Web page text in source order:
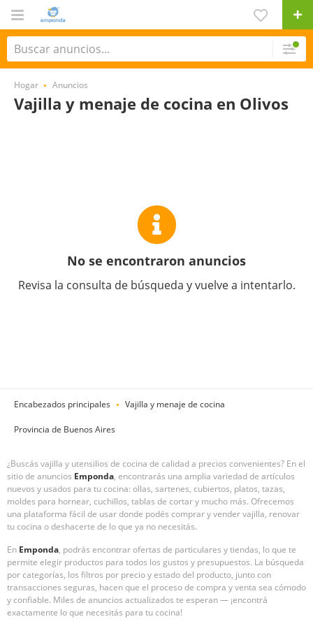
Hogar Anuncios
Vajilla y menaje de cocina en Olivos
No se encontraron anuncios
Revisa la consulta de búsqueda y vuelve a intentarlo.
Encabezados principales Vajilla y menaje de cocina
Provincia de Buenos Aires
¿Buscás vajilla y utensilios de cocina de calidad a precios convenientes? En el
sitio de anuncios Emponda, encontrarás una amplia variedad de artículos
nuevos y usados para tu cocina: ollas, sartenes, cubiertos, platos, tazas,
moldes para hornear, cuchillos, tablas de cortar y mucho más. Ofrecemos
una plataforma fácil de usar donde podés comprar y vender vajilla, renovar
tu cocina o deshacerte de lo que ya no necesitás.
En Emponda, podrás encontrar ofertas de particulares y tiendas, lo que te
permite elegir productos para todos los gustos y presupuestos. La búsqueda
por categorías, los filtros por precio y estado del producto, junto con
transacciones seguras, hacen que el proceso de compra y venta sea cómodo
y confiable. Miles de anuncios actualizados te esperan — ¡encontrá
exactamente lo que necesitás para tu cocina!